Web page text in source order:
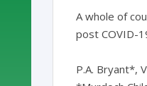
A whole of
post COVID-
P.A. Bryant*,